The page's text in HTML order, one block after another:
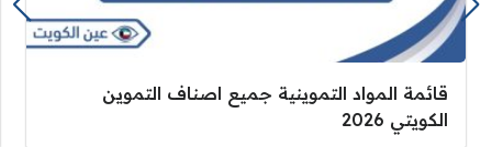
قائمة المواد التموينية جميع اصناف التموين
الكويتي 2026